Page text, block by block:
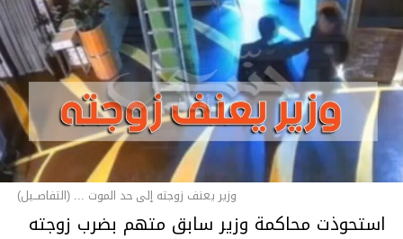
وزير يعنف زوجته إلى حد الموت ... (التفاصــيل)
استحوذت محاكمة وزير سابق متهم بضرب زوجته